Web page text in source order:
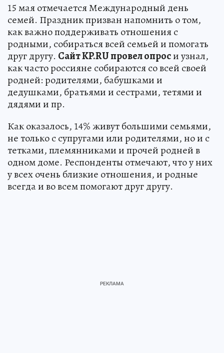
15 мая отмечается Международный день
семей. Праздник призван напомнить о том,
как важно поддерживать отношения с
родными, собираться всей семьей и помогать
друг другу. Сайт KP.RU провел опроси узнал,
как часто россияне собираются со всей своей
родней: родителями, бабушками и
дедушками, братьями и сестрами, тетями и
дядями и пр.
Как оказалось, 14% живут большими семьями,
не только с супругами или родителями, но и с
тетками, племянниками и прочей родней в
одном доме. Респонденты отмечают, что у них
у всех очень близкие отношения, и родные
всегда и во всем помогают друг другу.